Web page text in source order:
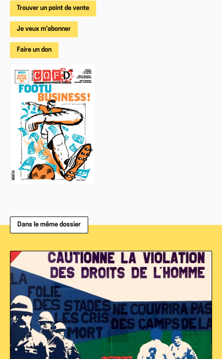
Trouver un point de vente
Je veux m'abonner
Faire un don
Dans le même dossier